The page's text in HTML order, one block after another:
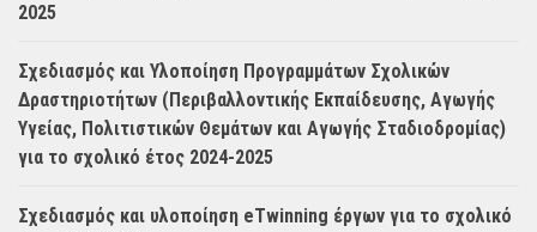
2025
Σχεδιασμός και Υλοποίηση Προγραμμάτων Σχολικών
Δραστηριοτήτων (Περιβαλλοντικής Εκπαίδευσης, Αγωγής
Υγείας, Πολιτιστικών Θεμάτων και Αγωγής Σταδιοδρομίας)
για το σχολικό έτος 2024-2025
Σχεδιασμός και υλοποίηση eTwinning έργων για το σχολικό